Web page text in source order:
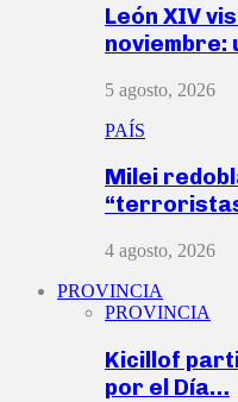
León XIV
noviembre:
5 agosto, 2026
PAÍS
Milei
4 agosto, 2026
PROVINCIA
PROVINCIA
Kicillof
por el Día…